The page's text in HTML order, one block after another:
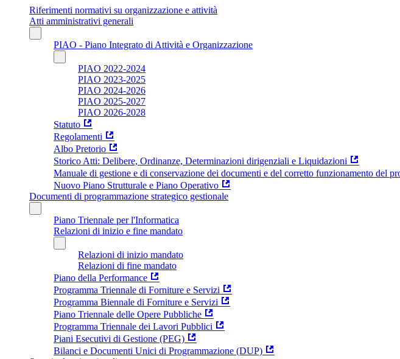
Riferimenti normativi su organizzazione e attività
Atti amministrativi generali
PIAO - Piano Integrato di Attività e Organizzazione
PIAO 2022-2024
PIAO 2023-2025
PIAO 2024-2026
PIAO 2025-2027
PIAO 2026-2028
Statuto
Regolamenti
Albo Pretorio
Storico Atti: Delibere, Ordinanze, Determinazioni dirigenziali e Liquidazioni
Manuale di gestione e di conservazione dei documenti e del corretto funzionamento del
Nuovo Piano Strutturale e Piano Operativo
Documenti di programmazione strategico gestionale
Piano Triennale per l'Informatica
Relazioni di inizio e fine mandato
Relazioni di inizio mandato
Relazioni di fine mandato
Piano della Performance
Programma Triennale di Forniture e Servizi
Programma Biennale di Forniture e Servizi
Piano Triennale delle Opere Pubbliche
Programma Triennale dei Lavori Pubblici
Piani Esecutivi di Gestione (PEG)
Bilanci e Documenti Unici di Programmazione (DUP)